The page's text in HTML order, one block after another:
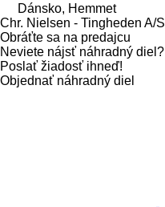
Dánsko, Hemmet
Chr. Nielsen - Tingheden A/S
Obráťte sa na predajcu
Neviete nájsť náhradný diel?
Poslať žiadosť ihneď!
Objednať náhradný diel